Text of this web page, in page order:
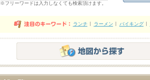
※フリーワードは入力しなくても検索頂けます。
ランチ ラーメン バイキング